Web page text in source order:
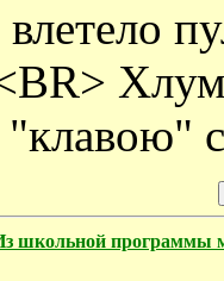
школьной программы